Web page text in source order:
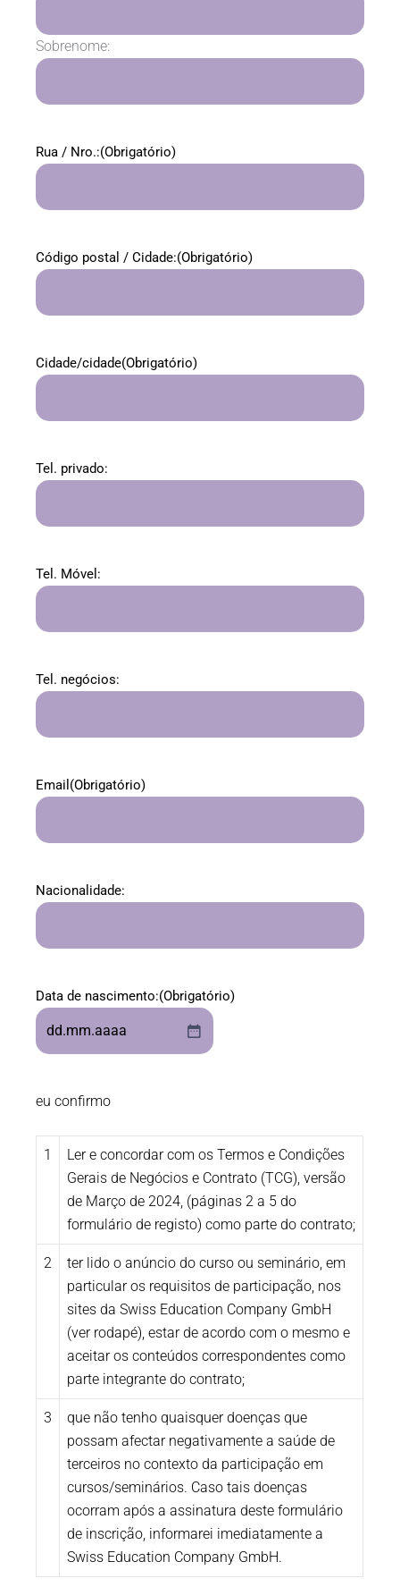
Sobrenome:
Rua / Nro.:(Obrigatório)
Código postal / Cidade:(Obrigatório)
Cidade/cidade(Obrigatório)
Tel. privado:
Tel. Móvel:
Tel. negócios:
Email (Obrigatório)
Nacionalidade:
Data de nascimento:(Obrigatório)
eu confirmo
1
Ler e concordar com os Termos e Condições
Gerais de Negócios e Contrato (TCG), versão
de Março de 2024, (páginas 2 a 5 do
formulário de registo) como parte do contrato;
2
ter lido o anúncio do curso ou seminário, em
particular os requisitos de participação, nos
sites da Swiss Education Company GmbH
(ver rodapé), estar de acordo com o mesmo e
aceitar os conteúdos correspondentes como
parte integrante do contrato;
3
que não tenho quaisquer doenças que
possam afectar negativamente a saúde de
terceiros no contexto da participação em
cursos/seminários. Caso tais doenças
ocorram após a assinatura deste formulário
de inscrição, informarei imediatamente a
Swiss Education Company GmbH.